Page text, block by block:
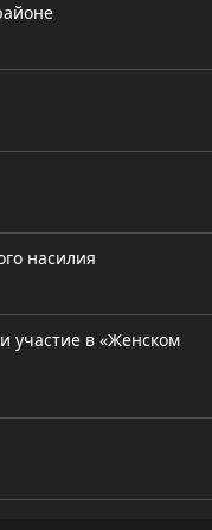
насилия
участие в «Женском